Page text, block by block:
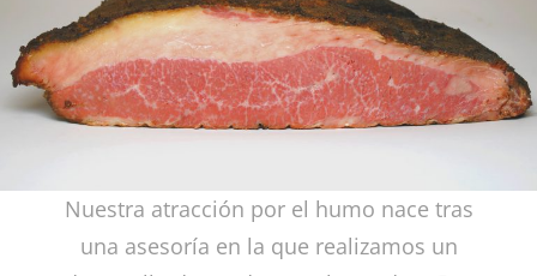
Nuestra atracción por el humo nace tras
una asesoría en la que realizamos un